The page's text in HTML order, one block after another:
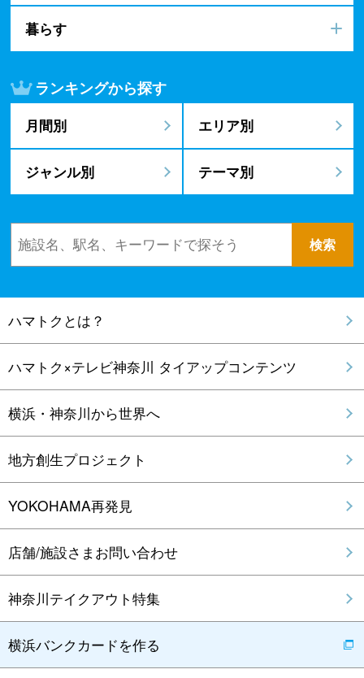
暮らす
ランキングから探す
月間別 エリア別
ジャンル別 テーマ別
ハマトクとは？
ハマトク×テレビ神奈川 タイアップコンテンツ
横浜・神奈川から世界へ
地方創生プロジェクト
YOKOHAMA再発見
店舗/施設さまお問い合わせ
神奈川テイクアウト特集
横浜バンクカードを作る